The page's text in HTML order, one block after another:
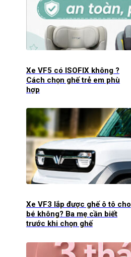
Xe VF5 có ISOFIX không ?
Cách chọn ghế trẻ em phù
hợp
Xe VF3 lắp được ghế ô tô cho
bé không? Ba mẹ cần biết
trước khi chọn ghế